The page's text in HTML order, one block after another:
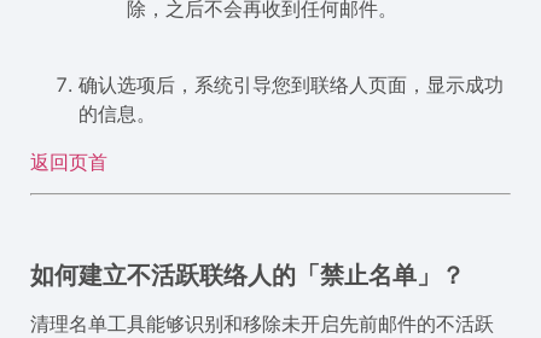
除，之后不会再收到任何邮件。
确认选项后，系统引导您到联络人页面，显示成功
的信息。
返回页首
如何建立不活跃联络人的「禁止名单」？
清理名单工具能够识别和移除未开启先前邮件的不活跃